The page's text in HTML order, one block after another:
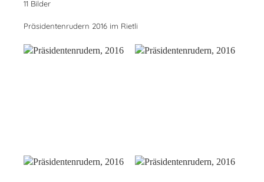
11 Bilder
Präsidentenrudern 2016 im Rietli